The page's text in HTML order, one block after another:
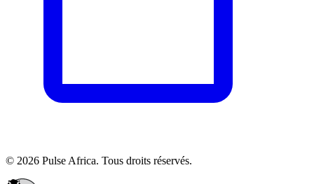
© 2026 Pulse Africa. Tous droits réservés.